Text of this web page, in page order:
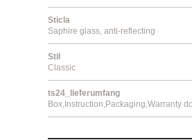
Sticla
Saphire glass, anti-reflecting
Stil
Classic
ts24_lieferumfang
Box,Instruction,Packaging,Warranty